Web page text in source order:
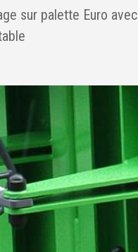
sur palette Euro avec